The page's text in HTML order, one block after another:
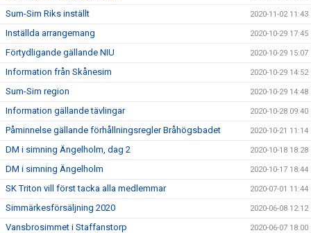
Sum-Sim Riks inställt 2020-11-02 11:43
Inställda arrangemang 2020-10-29 17:45
Förtydligande gällande NIU 2020-10-29 15:07
Information från Skånesim 2020-10-29 14:52
Sum-Sim region 2020-10-29 14:48
Information gällande tävlingar 2020-10-28 09:40
Påminnelse gällande förhållningsregler Bråhögsbadet 2020-10-21 11:14
DM i simning Ängelholm, dag 2 2020-10-18 18:28
DM i simning Ängelholm 2020-10-17 18:44
SK Triton vill först tacka alla medlemmar 2020-07-01 11:44
Simmärkesförsäljning 2020 2020-06-08 12:12
Vansbrosimmet i Staffanstorp 2020-06-07 18:00